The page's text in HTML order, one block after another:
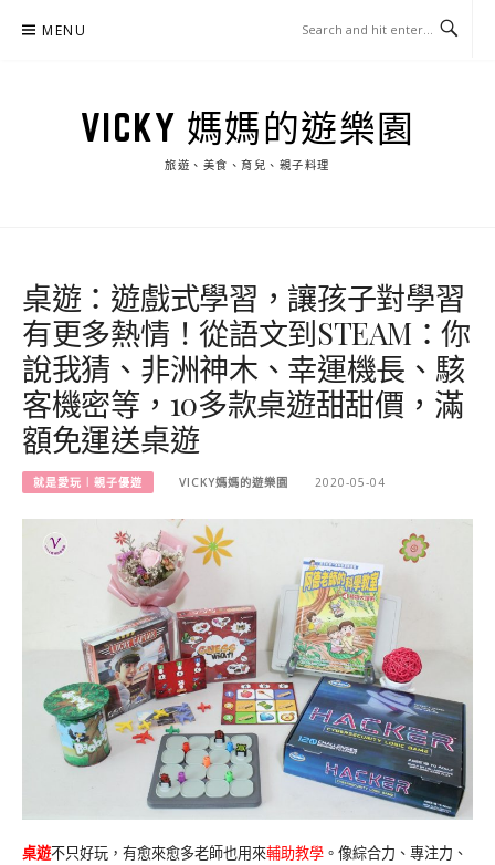
MENU
VICKY 媽媽的遊樂園
旅遊、美食、育兒、親子料理
桌遊：遊戲式學習，讓孩子對學習
有更多熱情！從語文到STEAM：你
說我猜、非洲神木、幸運機長、駭
客機密等，10多款桌遊甜甜價，滿
額免運送桌遊
就是愛玩︱親子優遊 VICKY媽媽的遊樂園 2020-05-04
桌遊不只好玩，有愈來愈多老師也用來輔助教學 。像綜合力、專注力、